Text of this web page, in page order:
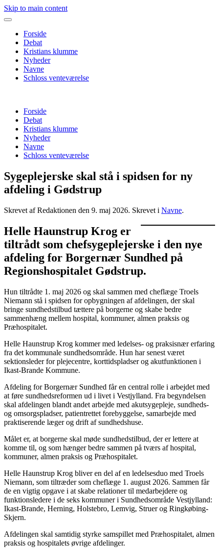
Skip to main content
Forside
Debat
Kristians klumme
Nyheder
Navne
Schloss venteværelse
Forside
Debat
Kristians klumme
Nyheder
Navne
Schloss venteværelse
Sygeplejerske skal stå i spidsen for ny
afdeling i Gødstrup
Skrevet af Redaktionen den 9. maj 2026. Skrevet i Navne.
Helle Haunstrup Krog er
tiltrådt som chefsygeplejerske i den nye
afdeling for Borgernær Sundhed på
Regionshospitalet Gødstrup.
Hun tiltrådte 1. maj 2026 og skal sammen med cheflæge Troels
Niemann stå i spidsen for opbygningen af afdelingen, der skal
bringe sundhedstilbud tættere på borgerne og skabe bedre
sammenhæng mellem hospital, kommuner, almen praksis og
Præhospitalet.
Helle Haunstrup Krog kommer med ledelses- og praksisnær erfaring
fra det kommunale sundhedsområde. Hun har senest været
sektionsleder for plejecentre, korttidspladser og akutfunktionen i
Ikast-Brande Kommune.
Afdeling for Borgernær Sundhed får en central rolle i arbejdet med
at føre sundhedsreformen ud i livet i Vestjylland. Fra begyndelsen
skal afdelingen blandt andet arbejde med akutsygepleje, sundheds-
og omsorgspladser, patientrettet forebyggelse, samarbejde med
praktiserende læger og drift af sundhedshuse.
Målet er, at borgerne skal møde sundhedstilbud, der er lettere at
komme til, og som hænger bedre sammen på tværs af hospital,
kommuner, almen praksis og Præhospitalet.
Helle Haunstrup Krog bliver en del af en ledelsesduo med Troels
Niemann, som tiltræder som cheflæge 1. august 2026. Sammen får
de en vigtig opgave i at skabe relationer til medarbejdere og
funktionsledere i de seks kommuner i Sundhedsområde Vestjylland:
Ikast-Brande, Herning, Holstebro, Lemvig, Struer og Ringkøbing-
Skjern.
Afdelingen skal samtidig styrke samspillet med Præhospitalet, almen
praksis og hospitalets øvrige afdelinger.